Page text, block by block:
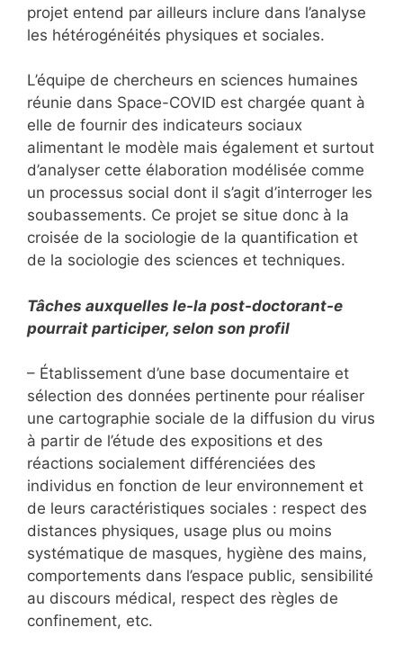
projet entend par ailleurs inclure dans l’analyse
les hétérogénéités physiques et sociales.
L’équipe de chercheurs en sciences humaines
réunie dans Space-COVID est chargée quant à
elle de fournir des indicateurs sociaux
alimentant le modèle mais également et surtout
d’analyser cette élaboration modélisée comme
un processus social dont il s’agit d’interroger les
soubassements. Ce projet se situe donc à la
croisée de la sociologie de la quantification et
de la sociologie des sciences et techniques.
Tâches auxquelles le-la post-doctorant-e
pourrait participer, selon son profil
– Établissement d’une base documentaire et
sélection des données pertinente pour réaliser
une cartographie sociale de la diffusion du virus
à partir de l’étude des expositions et des
réactions socialement différenciées des
individus en fonction de leur environnement et
de leurs caractéristiques sociales : respect des
distances physiques, usage plus ou moins
systématique de masques, hygiène des mains,
comportements dans l’espace public, sensibilité
au discours médical, respect des règles de
confinement, etc.